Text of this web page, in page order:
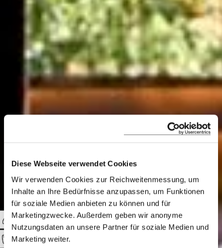
Diese Webseite verwendet Cookies
Wir verwenden Cookies zur Reichweitenmessung, um
Inhalte an Ihre Bedürfnisse anzupassen, um Funktionen
für soziale Medien anbieten zu können und für
Marketingzwecke. Außerdem geben wir anonyme
Nutzungsdaten an unsere Partner für soziale Medien und
Marketing weiter.
Bhutan
Neue Wege gehen und zu sich selbst zu
finden kommt manchmal dem Gang
über eine Brücke gleich. Willkommen
im Heimatland des Bruttonational-